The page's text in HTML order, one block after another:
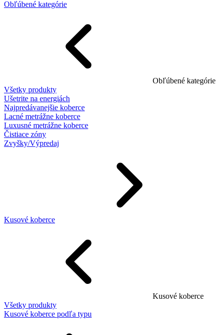
Obľúbené kategórie
Obľúbené kategórie
Všetky produkty
Ušetrite na energiách
Najpredávanejšie koberce
Lacné metrážne koberce
Luxusné metrážne koberce
Čistiace zóny
Zvyšky/Výpredaj
Kusové koberce
Kusové koberce
Všetky produkty
Kusové koberce podľa typu